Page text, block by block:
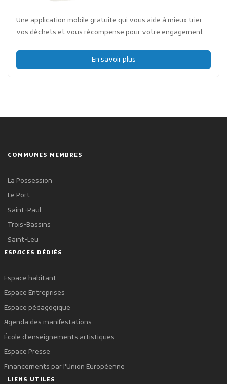
Une application mobile gratuite qui vous aide à mieux trier
vos déchets et vous récompense pour votre engagement.
En savoir plus
COMMUNES MEMBRES
La Possession
Le Port
Saint-Paul
Trois-Bassins
Saint-Leu
ESPACES DÉDIÉS
Espace habitant
Espace Entreprises
Espace pédagogique
Agenda des manifestations
École d'enseignements artistiques
Espace Presse
Financements par l'Union Européenne
LIENS UTILES